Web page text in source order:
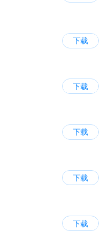
下载
下载
下载
下载
下载